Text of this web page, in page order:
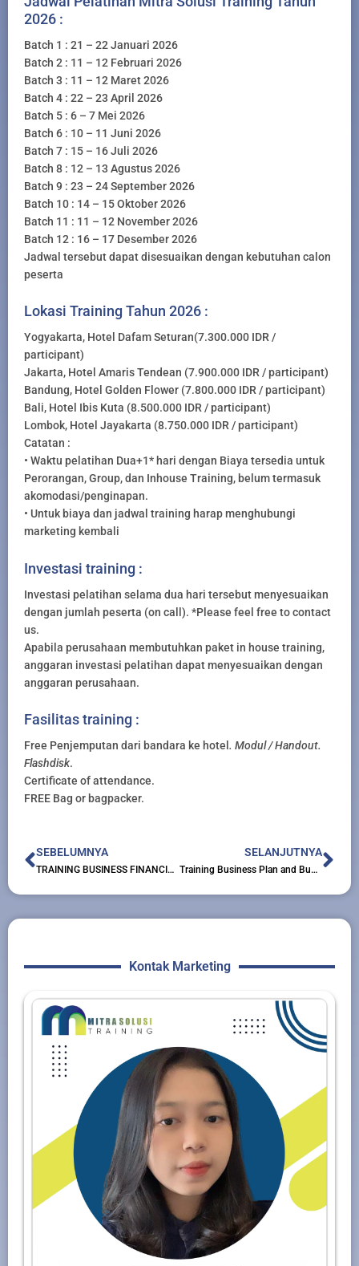
2026 :
Batch 1 : 21 – 22 Januari 2026
Batch 2 : 11 – 12 Februari 2026
Batch 3 : 11 – 12 Maret 2026
Batch 4 : 22 – 23 April 2026
Batch 5 : 6 – 7 Mei 2026
Batch 6 : 10 – 11 Juni 2026
Batch 7 : 15 – 16 Juli 2026
Batch 8 : 12 – 13 Agustus 2026
Batch 9 : 23 – 24 September 2026
Batch 10 : 14 – 15 Oktober 2026
Batch 11 : 11 – 12 November 2026
Batch 12 : 16 – 17 Desember 2026
Jadwal tersebut dapat disesuaikan dengan kebutuhan calon
peserta
Lokasi Training Tahun 2026 :
Yogyakarta, Hotel Dafam Seturan(7.300.000 IDR /
participant)
Jakarta, Hotel Amaris Tendean (7.900.000 IDR / participant)
Bandung, Hotel Golden Flower (7.800.000 IDR / participant)
Bali, Hotel Ibis Kuta (8.500.000 IDR / participant)
Lombok, Hotel Jayakarta (8.750.000 IDR / participant)
Catatan :
• Waktu pelatihan Dua+1* hari dengan Biaya tersedia untuk
Perorangan, Group, dan Inhouse Training, belum termasuk
akomodasi/penginapan.
• Untuk biaya dan jadwal training harap menghubungi
marketing kembali
Investasi training :
Investasi pelatihan selama dua hari tersebut menyesuaikan
dengan jumlah peserta (on call). *Please feel free to contact
us.
Apabila perusahaan membutuhkan paket in house training,
anggaran investasi pelatihan dapat menyesuaikan dengan
anggaran perusahaan.
Fasilitas training :
Free Penjemputan dari bandara ke hotel . Modul / Handout.
Flashdisk.
Certificate of attendance.
FREE Bag or bagpacker.
Prev
SEBELUMNYA
TRAINING BUSINESS FINANCIAL ACUMEN
SELANJUTNYA
Training Business Plan and Budgeting
Kontak Marketing